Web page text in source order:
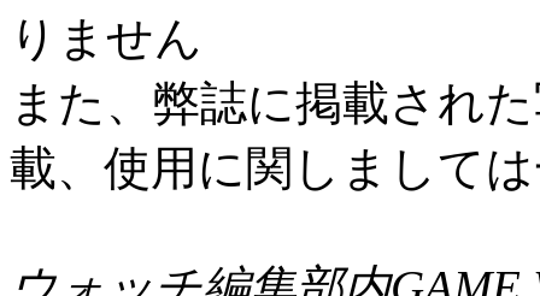
りません
また、弊誌に掲載され
載、使用に関しまして